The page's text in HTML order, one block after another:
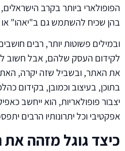
הפופולארי ביותר בקרב
בהן שכיח להשתמש גם ב"יאהו" או
ובמילים פשוטות יותר, רבים
לקידום העסק שלהם, אבל חשוב
את האתר, ובשביל שזה יקרה,
בתוכן, בעיצוב וכמובן, בקידום
יצבור פופולאריות, הוא ייחשב
אפקטיבי וכל יתרונותיו הרבים
כיצד גוגל מזהה